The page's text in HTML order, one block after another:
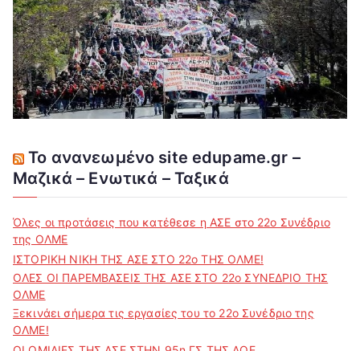
Το ανανεωμένο site edupame.gr –
Μαζικά – Ενωτικά – Ταξικά
Όλες οι προτάσεις που κατέθεσε η ΑΣΕ στο 22ο Συνέδριο
της ΟΛΜΕ
ΙΣΤΟΡΙΚΗ ΝΙΚΗ ΤΗΣ ΑΣΕ ΣΤΟ 22ο ΤΗΣ ΟΛΜΕ!
ΟΛΕΣ ΟΙ ΠΑΡΕΜΒΑΣΕΙΣ ΤΗΣ ΑΣΕ ΣΤΟ 22ο ΣΥΝΕΔΡΙΟ ΤΗΣ
ΟΛΜΕ
Ξεκινάει σήμερα τις εργασίες του το 22ο Συνέδριο της
ΟΛΜΕ!